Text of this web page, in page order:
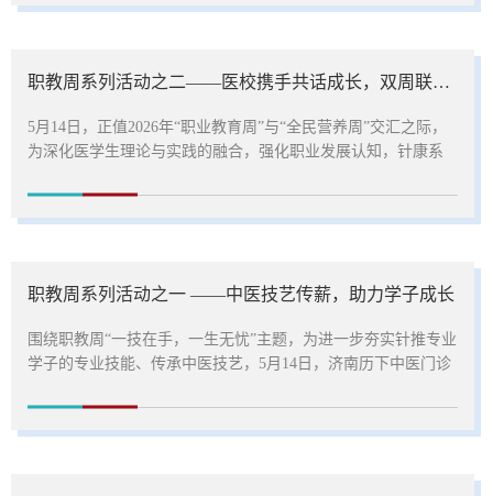
温针灸技术、毫针技术、拔罐技术、放血疗法等特色技能，推
课堂理论转化为实操能力。...
职教周系列活动之二——医校携手共话成长，双周联动赋能未来
5月14日，正值2026年“职业教育周”与“全民营养周”交汇之际，
为深化医学生理论与实践的融合，强化职业发展认知，针康系
特邀滨州医学院附属医院副院长成雨、营养科主任王海涛莅临
指导。两位专家对医学营养专业的人才培养工作给予了高度肯
塔，注入了奋进动力。...
职教周系列活动之一 ——中医技艺传薪，助力学子成长
围绕职教周“一技在手，一生无忧”主题，为进一步夯实针推专业
学子的专业技能、传承中医技艺，5月14日，济南历下中医门诊
开展中医知识专题分享，助力针推学子成长成才。刘主任向同
学们阐释了推拿手法练习的必要性与方法，强调手法是推拿精